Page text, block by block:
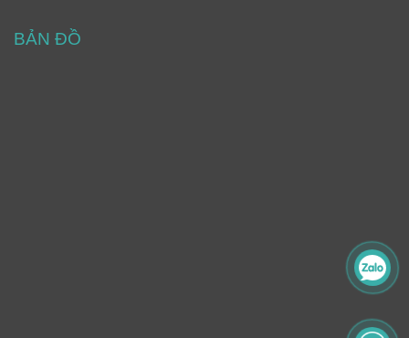
BẢN ĐỒ